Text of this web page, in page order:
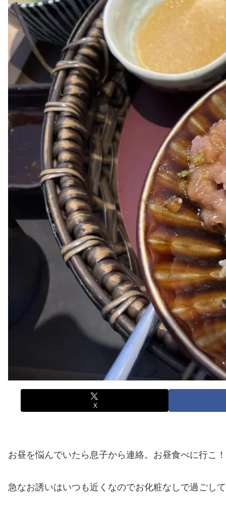
X
お昼を悩んでいたら息子から連絡。お昼食べに行こ
急なお誘いはいつも近くなのでお化粧なしで過ごし